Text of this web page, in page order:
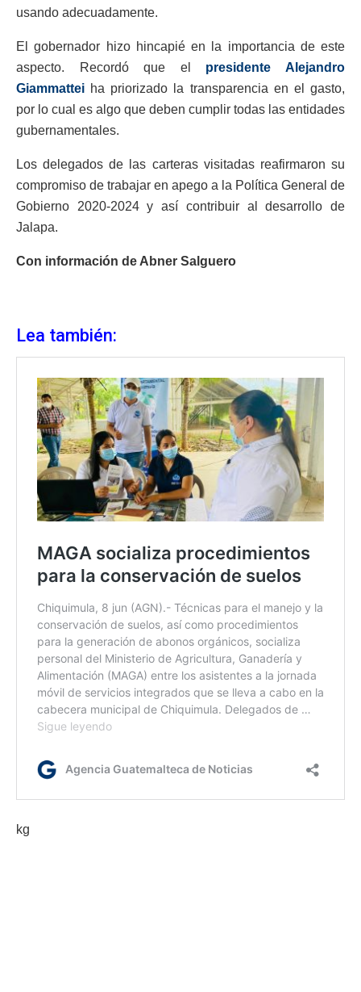
usando adecuadamente.
El gobernador hizo hincapié en la importancia de este
aspecto. Recordó que el presidente Alejandro
Giammattei ha priorizado la transparencia en el gasto,
por lo cual es algo que deben cumplir todas las entidades
gubernamentales.
Los delegados de las carteras visitadas reafirmaron su
compromiso de trabajar en apego a la Política General de
Gobierno 2020-2024 y así contribuir al desarrollo de
Jalapa.
Con información de Abner Salguero
Lea también:
kg